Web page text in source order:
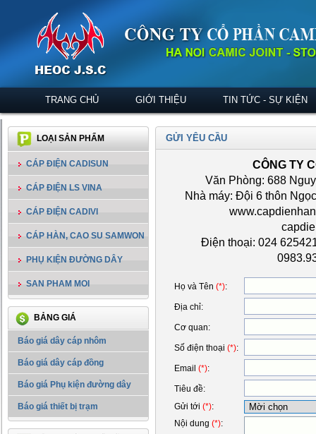
TRANG CHỦ GIỚI THIỆU TIN TỨC - SỰ KIỆN
LOẠI SẢN PHẨM
CÁP ĐIỆN CADISUN
CÁP ĐIỆN LS VINA
CÁP ĐIỆN CADIVI
CÁP HÀN, CAO SU SAMWON
PHỤ KIỆN ĐƯỜNG DÂY
SAN PHAM MOI
BẢNG GIÁ
Báo giá dây cáp nhôm
Báo giá dây cáp đồng
Báo giá Phụ kiện đường dây
Báo giá thiết bị trạm
GỬI YÊU CẦU
CÔNG TY
Văn Phòng: 688
Nhà máy: Đội 6 thôn
Điện thoại: 024
Họ và Tên (*):
Địa chỉ:
Cơ quan:
Số điện thoại (*):
Email (*):
Tiêu đề:
Gửi tới (*):
Nội dung (*):